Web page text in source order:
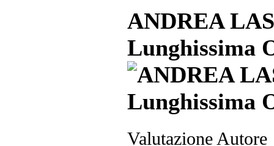
ANDREA
Lunghissima
Valutazione Autore